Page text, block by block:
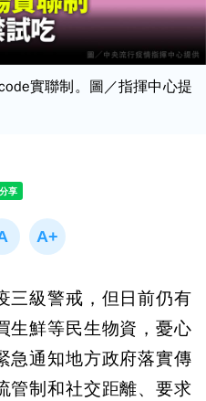
實聯制。圖／指揮中心提
三級警戒，但日前仍有
生鮮等民生物資，憂心
急通知地方政府落實傳
管制和社交距離、要求